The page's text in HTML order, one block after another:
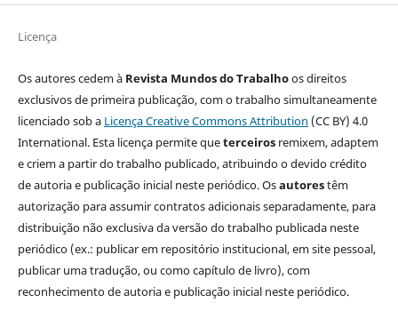
Licença
Os autores cedem à Revista Mundos do Trabalhoos direitos
exclusivos de primeira publicação, com o trabalho simultaneamente
licenciado sob a Licença Creative Commons Attribution (CC BY) 4.0
International. Esta licença permite queterceirosremixem, adaptem
e criem a partir do trabalho publicado, atribuindo o devido crédito
de autoria e publicação inicial neste periódico. Osautorestêm
autorização para assumir contratos adicionais separadamente, para
distribuição não exclusiva da versão do trabalho publicada neste
periódico (ex.: publicar em repositório institucional, em site pessoal,
publicar uma tradução, ou como capítulo de livro), com
reconhecimento de autoria e publicação inicial neste periódico.